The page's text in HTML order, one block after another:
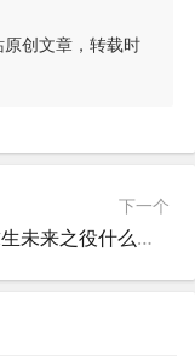
创文章，转载时
下一个
绝地求生未来之役什么时候上架？最新消息来了！-绝地求生未来之役上线时间及游戏特色介绍